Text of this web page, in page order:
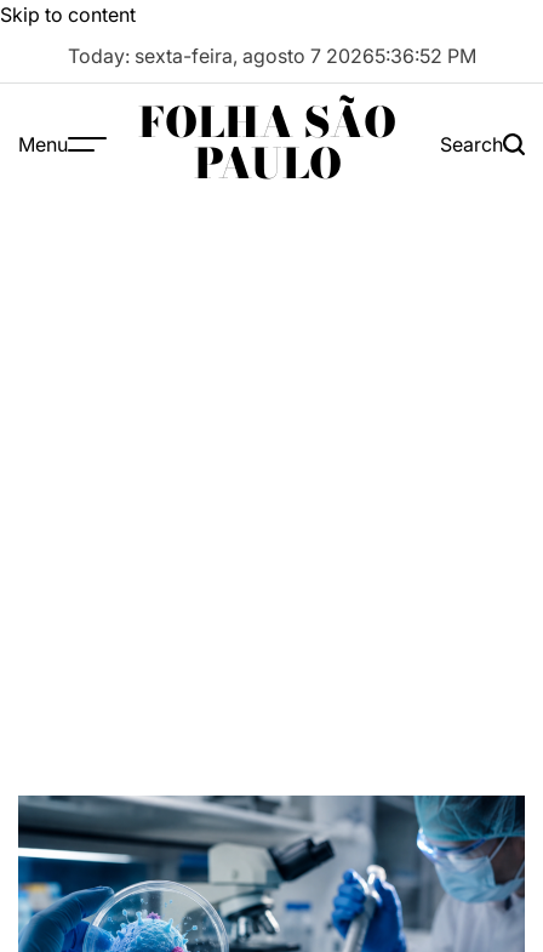
Skip to content
Today: sexta-feira, agosto 7 20265:36:53 PM
Menu FOLHA SÃO
PAULO Search